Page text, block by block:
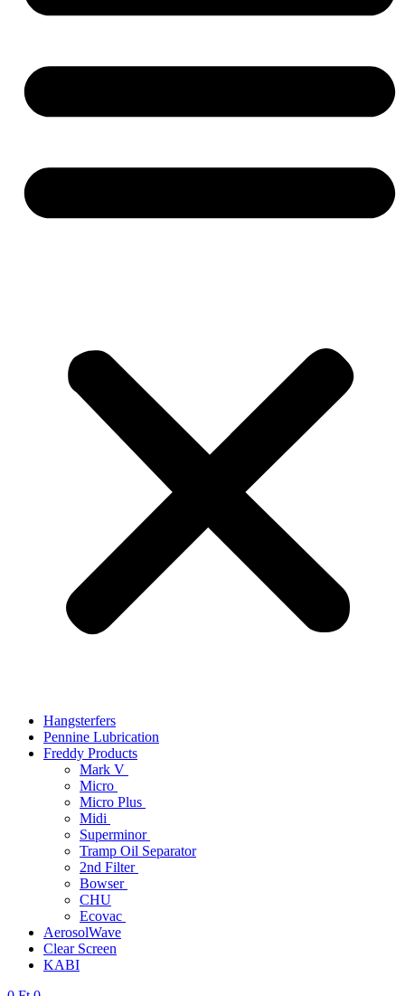
Hangsterfers
Pennine Lubrication
Freddy Products
Mark V
Micro
Micro Plus
Midi
Superminor
Tramp Oil Separator
2nd Filter
Bowser
CHU
Ecovac
AerosolWave
Clear Screen
KABI